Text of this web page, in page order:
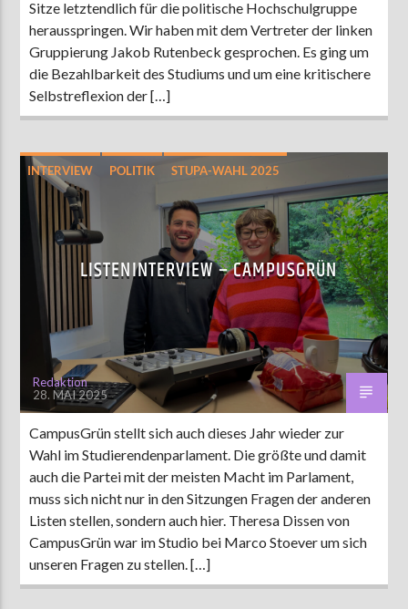
Sitze letztendlich für die politische Hochschulgruppe
herausspringen. Wir haben mit dem Vertreter der linken
Gruppierung Jakob Rutenbeck gesprochen. Es ging um
die Bezahlbarkeit des Studiums und um eine kritischere
Selbstreflexion der […]
INTERVIEW POLITIK STUPA-WAHL 2025
LISTENINTERVIEW – CAMPUSGRÜN
Redaktion
28. MAI 2025
CampusGrün stellt sich auch dieses Jahr wieder zur
Wahl im Studierendenparlament. Die größte und damit
auch die Partei mit der meisten Macht im Parlament,
muss sich nicht nur in den Sitzungen Fragen der anderen
Listen stellen, sondern auch hier. Theresa Dissen von
CampusGrün war im Studio bei Marco Stoever um sich
unseren Fragen zu stellen. […]